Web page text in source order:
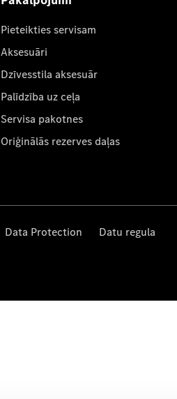
Pieteikties servisam
Aksesuāri
Dzīvesstila aksesuār
Palīdzība uz ceļa
Servisa pakotnes
Oriģinālās rezerves daļas
Data Protection Datu regula